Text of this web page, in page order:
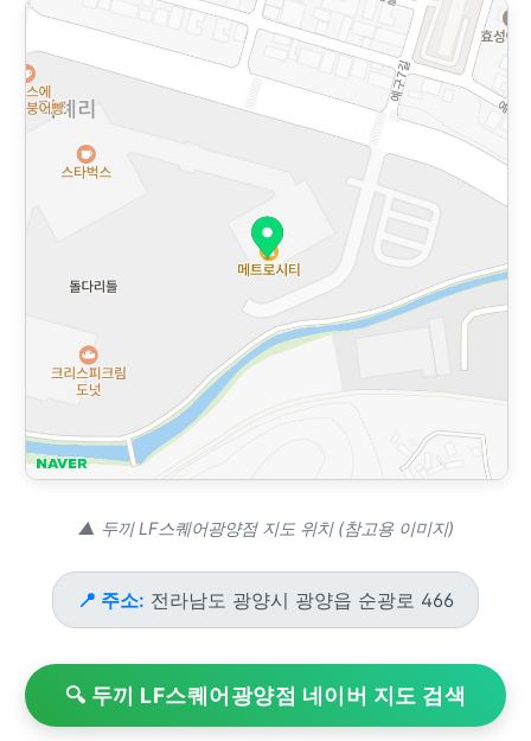
▲ 두끼 LF스퀘어광양점 지도 위치 (참고용 이미지)
📍 주소: 전라남도 광양시 광양읍 순광로 466
🔍 두끼 LF스퀘어광양점 네이버 지도 검색